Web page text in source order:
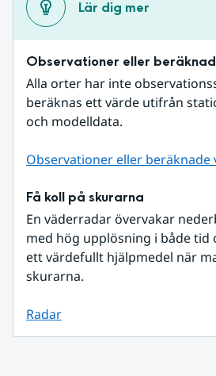
Lär dig mer
Observationer eller
Alla orter har inte
beräknas ett värde utifrån
och modelldata.
Observationer eller beräknade
Få koll på skurarna
En väderradar övervakar
med hög upplösning i både tid
ett värdefullt hjälpmedel när
skurarna.
Radar